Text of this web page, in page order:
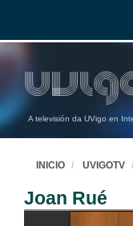
A televisión da UVigo en
INICIO UVIGOTV
Joan Rué